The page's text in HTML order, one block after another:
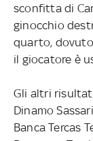
sconfitta di
ginocchio
quarto,
il giocatore è
Gli altri
Dinamo
Banca Tercas